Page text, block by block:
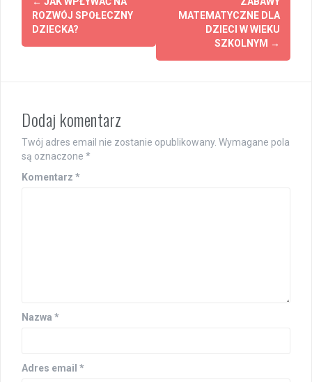
navigation
ROZWÓJ SPOŁECZNY
DZIECKA?
MATEMATYCZNE DLA
DZIECI W WIEKU
SZKOLNYM →
Dodaj komentarz
Twój adres email nie zostanie opublikowany. Wymagane pola
są oznaczone *
Komentarz *
Nazwa *
Adres email *